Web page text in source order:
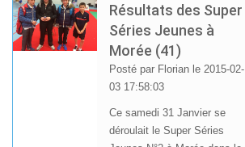
aventures ?
ou tout simplement de
découvrir le badminton ?
Résultats des Super
Séries Jeunes à
Morée (41)
Posté par Florian le 2015-02-
03 17:58:03
Ce samedi 31 Janvier se
déroulait le Super Séries